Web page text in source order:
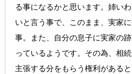
る事になるかと思います。姉い
いと言う事で、このまま、実家
事。また、自分の息子に実家の
っているようです。その為、相
主張する分をもらう権利がある